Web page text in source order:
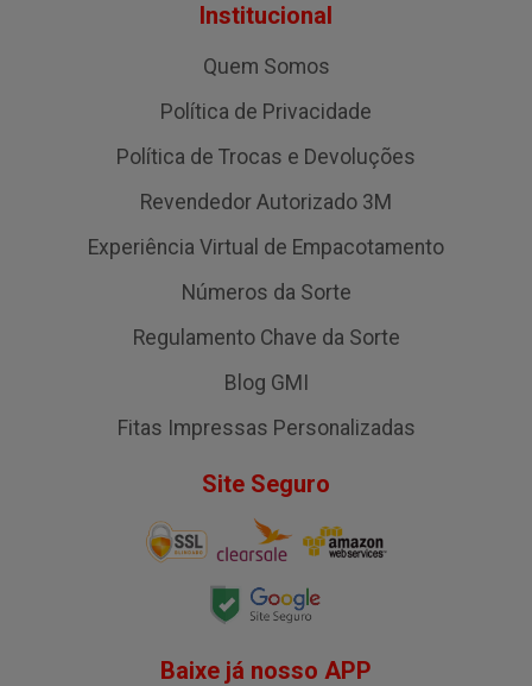
Institucional
Quem Somos
Política de Privacidade
Política de Trocas e Devoluções
Revendedor Autorizado 3M
Experiência Virtual de Empacotamento
Números da Sorte
Regulamento Chave da Sorte
Blog GMI
Fitas Impressas Personalizadas
Site Seguro
Baixe já nosso APP